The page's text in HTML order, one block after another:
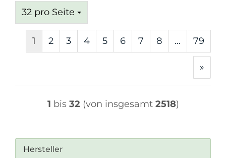
32 pro Seite
pro Seite
1 2 3 4 5 6 7 8 ... 79
»
1 bis 32 (von insgesamt 2518)
Hersteller